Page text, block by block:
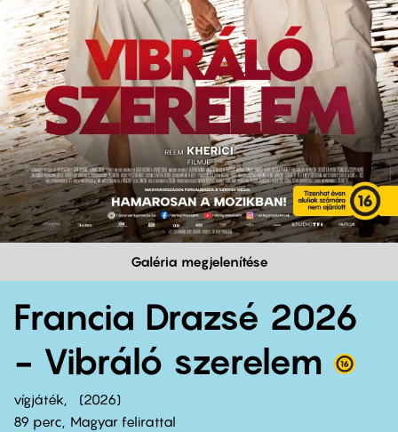
Galéria megjelenítése
Francia Drazsé 2026
- Vibráló szerelem
vígjáték
2026
89 perc,
Magyar felirattal